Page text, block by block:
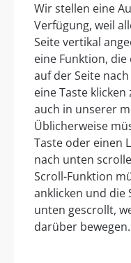
Wir stellen eine
Verfügung, weil
Seite vertikal
eine Funktion,
auf der Seite
eine Taste
auch in unserer
Üblicherweise
Taste oder einen
nach unten
Scroll-Funktion
anklicken und die
unten gescrollt,
darüber bewegen.